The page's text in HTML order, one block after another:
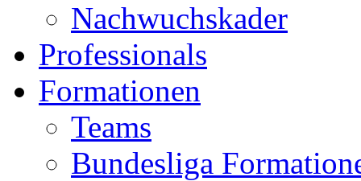
Nachwuchskader
Professionals
Formationen
Teams
Bundesliga